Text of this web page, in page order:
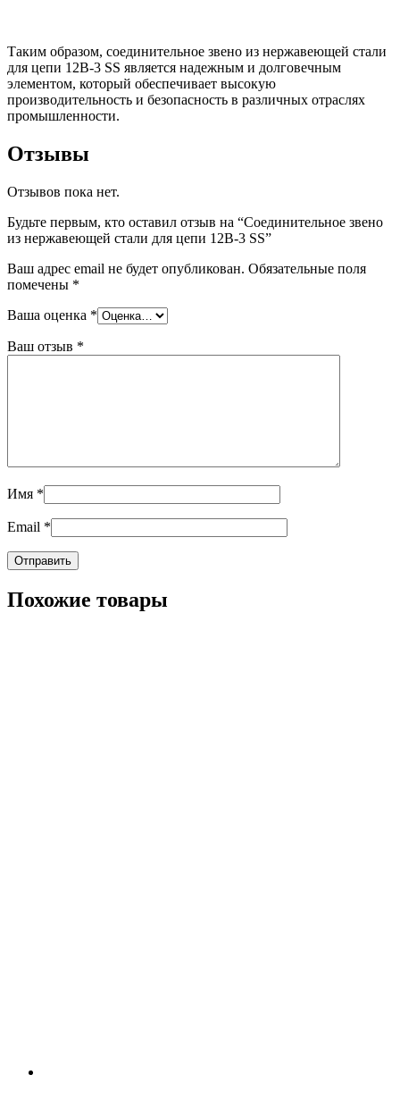
Таким образом, соединительное звено из нержавеющей стали
для цепи 12B-3 SS является надежным и долговечным
элементом, который обеспечивает высокую
производительность и безопасность в различных отраслях
промышленности.
Отзывы
Отзывов пока нет.
Будьте первым, кто оставил отзыв на “Соединительное звено
из нержавеющей стали для цепи 12B-3 SS”
Ваш адрес email не будет опубликован. Обязательные поля
помечены *
Ваша оценка *
Ваш отзыв *
Имя *
Email *
Похожие товары